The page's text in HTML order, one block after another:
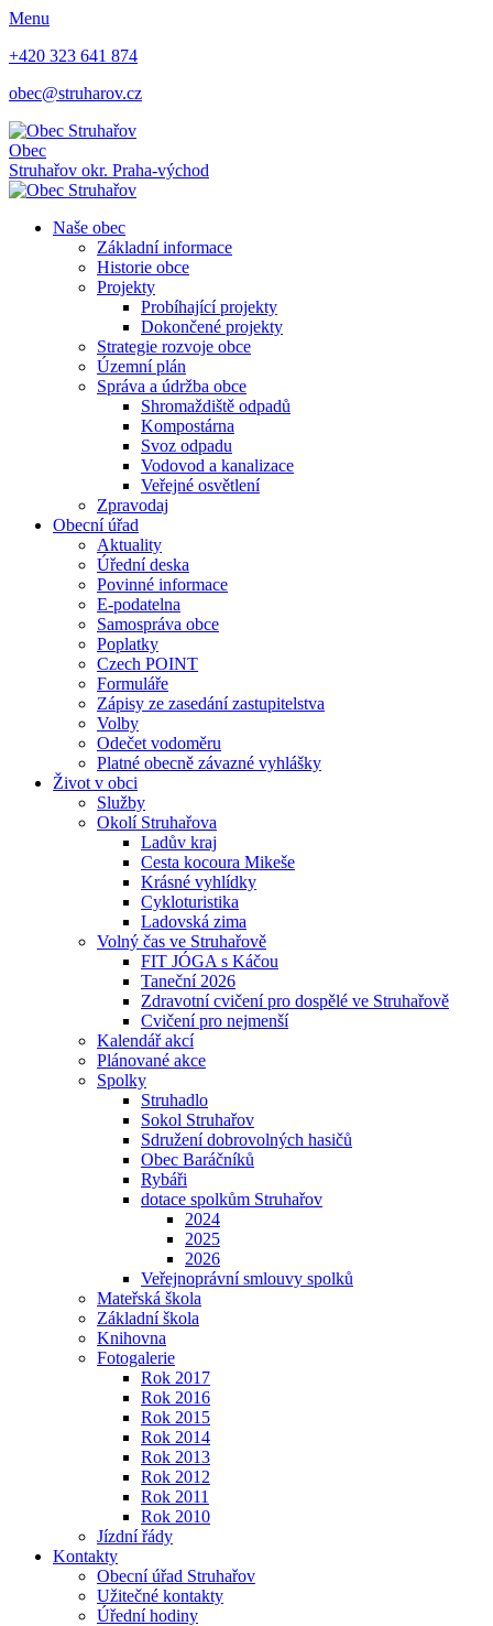
Menu
+420 323 641 874
obec@struharov.cz
Obec
Struhařov okr. Praha-východ
Naše obec
Základní informace
Historie obce
Projekty
Probíhající projekty
Dokončené projekty
Strategie rozvoje obce
Územní plán
Správa a údržba obce
Shromaždiště odpadů
Kompostárna
Svoz odpadu
Vodovod a kanalizace
Veřejné osvětlení
Zpravodaj
Obecní úřad
Aktuality
Úřední deska
Povinné informace
E-podatelna
Samospráva obce
Poplatky
Czech POINT
Formuláře
Zápisy ze zasedání zastupitelstva
Volby
Odečet vodoměru
Platné obecně závazné vyhlášky
Život v obci
Služby
Okolí Struhařova
Ladův kraj
Cesta kocoura Mikeše
Krásné vyhlídky
Cykloturistika
Ladovská zima
Volný čas ve Struhařově
FIT JÓGA s Káčou
Taneční 2026
Zdravotní cvičení pro dospělé ve Struhařově
Cvičení pro nejmenší
Kalendář akcí
Plánované akce
Spolky
Struhadlo
Sokol Struhařov
Sdružení dobrovolných hasičů
Obec Baráčníků
Rybáři
dotace spolkům Struhařov
2024
2025
2026
Veřejnoprávní smlouvy spolků
Mateřská škola
Základní škola
Knihovna
Fotogalerie
Rok 2017
Rok 2016
Rok 2015
Rok 2014
Rok 2013
Rok 2012
Rok 2011
Rok 2010
Jízdní řády
Kontakty
Obecní úřad Struhařov
Užitečné kontakty
Úřední hodiny